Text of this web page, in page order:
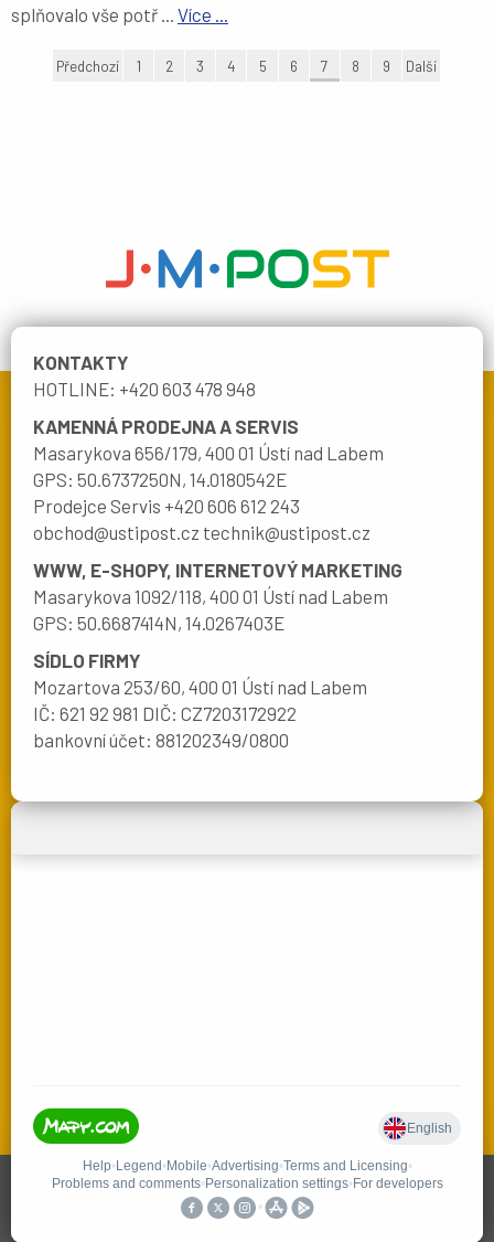
splňovalo vše potř ... Více ...
Předchozí 1 2 3 4 5 6 7 8 9 Další
KONTAKTY
HOTLINE: +420 603 478 948
KAMENNÁ PRODEJNA A SERVIS
Masarykova 656/179, 400 01 Ústí nad Labem
GPS: 50.6737250N, 14.0180542E
Prodejce Servis +420 606 612 243
obchod@ustipost.cz technik@ustipost.cz
WWW, E-SHOPY, INTERNETOVÝ MARKETING
Masarykova 1092/118, 400 01 Ústí nad Labem
GPS: 50.6687414N, 14.0267403E
SÍDLO FIRMY
Mozartova 253/60, 400 01 Ústí nad Labem
IČ: 621 92 981 DIČ: CZ7203172922
bankovní účet: 881202349/0800